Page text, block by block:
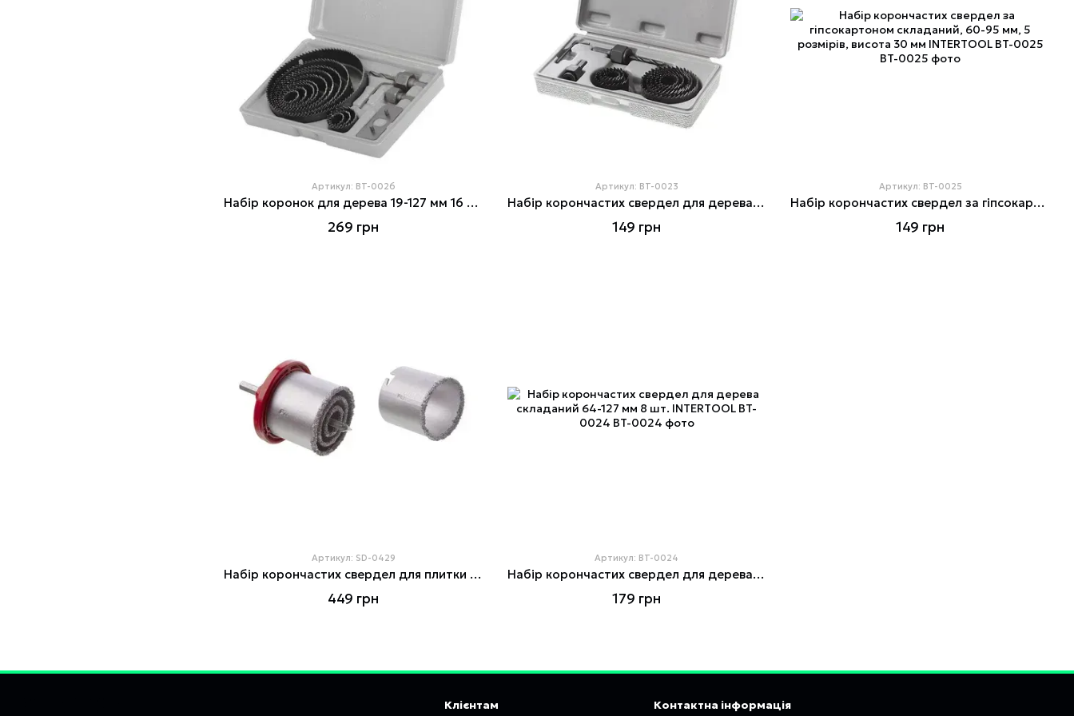
Артикул: BT-0026
Набір коронок для дерева 19-127 мм 16 шт (19, 22, 29, 32, 38, 44, 64, 76, 89, 102, 127 мм) INTERTOOL
269 грн
Артикул: BT-0023
Набір корончастих свердел для дерева складаний 19-64 мм 11 шт. (19,22,29,32,38,44,51,64мм) INTERTOOL BT-0023
149 грн
Артикул: BT-0025
Набір корончастих свердел за гіпсокартоном складаний, 60-95 мм, 5 розмірів, висота 30 мм INTERTOOL BT-0025
149 грн
Артикул: SD-0429
Набір корончастих свердел для плитки 4 од з вольфрамовим напиленням INTERTOOL SD-0429
449 грн
Артикул: BT-0024
Набір корончастих свердел для дерева складаний 64-127 мм 8 шт. INTERTOOL BT-0024
179 грн
Клієнтам Контактна інформація